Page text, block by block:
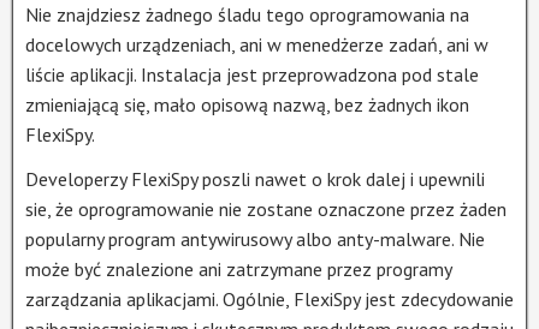
Nie znajdziesz żadnego śladu tego oprogramowania na
docelowych urządzeniach, ani w menedżerze zadań, ani w
liście aplikacji. Instalacja jest przeprowadzona pod stale
zmieniającą się, mało opisową nazwą, bez żadnych ikon
FlexiSpy.
Developerzy FlexiSpy poszli nawet o krok dalej i upewnili
sie, że oprogramowanie nie zostane oznaczone przez żaden
popularny program antywirusowy albo anty-malware. Nie
może być znalezione ani zatrzymane przez programy
zarządzania aplikacjami. Ogólnie, FlexiSpy jest zdecydowanie